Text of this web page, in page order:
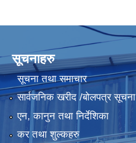
सूचनाहरु
सूचना तथा समाचार
सार्वजनिक खरीद /बोलपत्र सूचना
एन, कानुन तथा निर्देशिका
कर तथा शुल्कहरु